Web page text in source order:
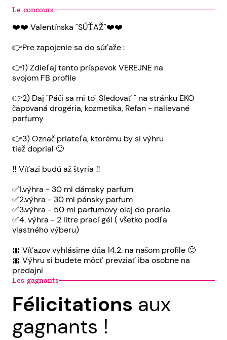
Le concours
❤️❤️ Valentínska "SÚŤAŽ"❤️❤️
👉Pre zapojenie sa do súťaže :
👉1) Zdieľaj tento príspevok VEREJNE na
svojom FB profile
👉2) Daj "Páči sa mi to" Sledovať " na stránku EKO
čapovaná drogéria, kozmetika, Refan - nalievané
parfumy
👉3) Označ priateľa, ktorému by si výhru
tiež doprial 🙂
‼️ Víťazi budú až štyria ‼️
✅1.výhra - 30 ml dámsky parfum
✅2.výhra - 30 ml pánsky parfum
✅3.výhra - 50 ml parfumovy olej do prania
✅4. výhra - 2 litre prací gél ( všetko podľa
vlastného výberu)
🎀 Víťazov vyhlásime dňa 14.2. na našom profile 🙂
🎀 Výhru si budete môcť prevziať iba osobne na
predajni
Les gagnants
Félicitations aux
gagnants !